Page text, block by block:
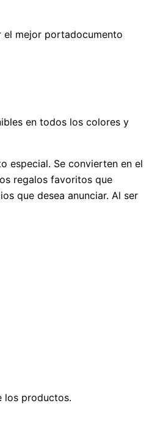
el mejor portadocumento
en todos los colores y
especial. Se convierten en el
regalos favoritos que
que desea anunciar. Al ser
los productos.